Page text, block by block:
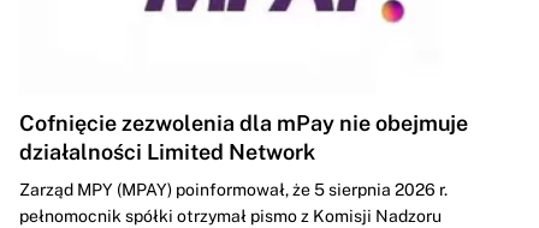
Cofnięcie zezwolenia dla mPay nie obejmuje
działalności Limited Network
Zarząd MPY (MPAY) poinformował, że 5 sierpnia 2026 r.
pełnomocnik spółki otrzymał pismo z Komisji Nadzoru